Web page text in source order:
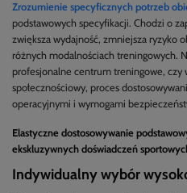
Zrozumienie specyficznych potrzeb
podstawowych specyfikacji. Chodzi o
zwiększa wydajność, zmniejsza ryzyko
różnych modalnościach treningowych.
profesjonalne centrum treningowe,
społecznościowy, proces
operacyjnymi i wymogami
Elastyczne dostosowywanie
ekskluzywnych doświadczeń
Indywidualny wybór